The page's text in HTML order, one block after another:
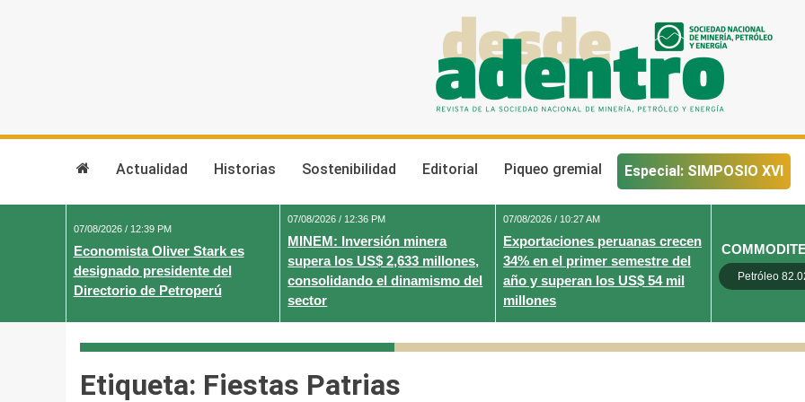
Actualidad Historias Sostenibilidad Editorial Piqueo gremial Especial: SIMPOSIO XVI
07/08/2026 / 12:39 PM
Economista Oliver Stark es
designado presidente del
Directorio de Petroperú
07/08/2026 / 12:36 PM
MINEM: Inversión minera
supera los US$ 2,633 millones,
consolidando el dinamismo del
sector
07/08/2026 / 10:27 AM
Exportaciones peruanas crecen
34% en el primer semestre del
año y superan los US$ 54 mil
millones
Petróleo
Etiqueta: Fiestas Patrias